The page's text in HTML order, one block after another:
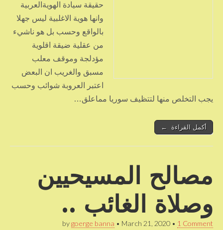
حقيقة سيادة الهويةالعربية
وانها هوية الاغلبية ليس جهلا
بالواقع وحسب بل هو ناشيء
من عقلية ضيقة اقلوية
مؤدلجة وموقف معلب
مسبق والغريب ان البعض
اعتبر العروبة شوائب وحسب
يجب التخلص منها لتتظيف سوريا مماعلق…
أكمل القراءة ←
مصالح المسيحيين
وصلاة الغائب ..
bygoerge banna • March 21, 2020 • 1 Comment